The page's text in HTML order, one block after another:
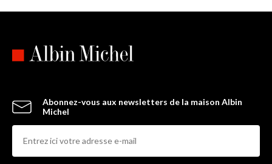
Abonnez-vous aux newsletters de la maison Albin
Michel